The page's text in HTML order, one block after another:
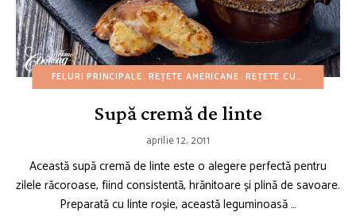
FELURI PRINCIPALE REȚETE AMERICANE REȚETE CU BUGET REDUS
Supă cremă de linte
aprilie 12, 2011
Această supă cremă de linte este o alegere perfectă pentru
zilele răcoroase, fiind consistentă, hrănitoare și plină de savoare.
Preparată cu linte roșie, această leguminoasă …